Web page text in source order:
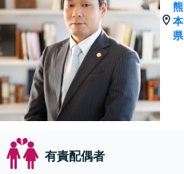
熊
本
県
有責配偶者